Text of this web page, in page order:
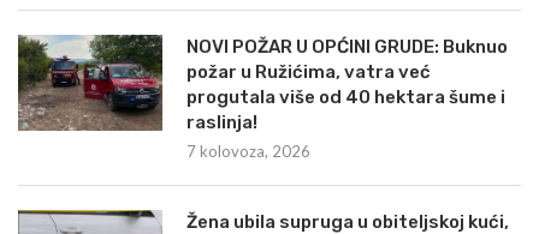
NOVI POŽAR U OPĆINI GRUDE: Buknuo
požar u Ružićima, vatra već
progutala više od 40 hektara šume i
raslinja!
7 kolovoza, 2026
Žena ubila supruga u obiteljskoj kući,